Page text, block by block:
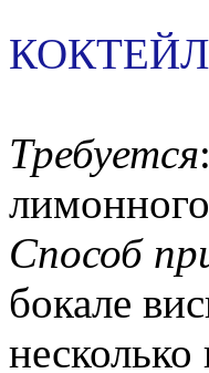
Требуется
Способ
бокале
несколько